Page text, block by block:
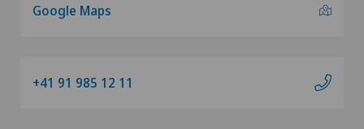
Google Maps
+41 91 985 12 11